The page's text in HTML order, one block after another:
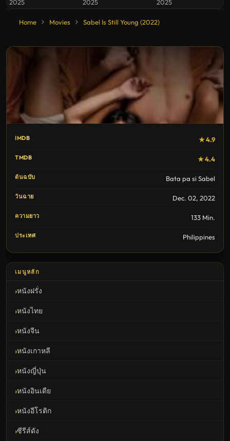
2025 2025 2025
Home Movies Sabel Is Still Young (2022)
IMDB ★ 4.9
TMDB ★ 4.4
ต้นฉบับ Bata pa si Sabel
วันฉาย Dec. 02, 2022
ความยาว 133 Min.
ประเทศ Philippines
เมนูหลัก
หนังฝรั่ง
หนังไทย
หนังจีน
หนังเกาหลี
หนังญี่ปุ่น
หนังอินเดีย
หนังอีโรติก
ซีรีส์ดัง